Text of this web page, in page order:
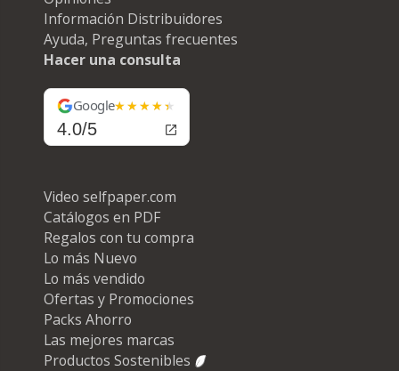
Información Distribuidores
Ayuda, Preguntas frecuentes
Hacer una consulta
Google
4.0/5
Video selfpaper.com
Catálogos en PDF
Regalos con tu compra
Lo más Nuevo
Lo más vendido
Ofertas y Promociones
Packs Ahorro
Las mejores marcas
Productos Sostenibles